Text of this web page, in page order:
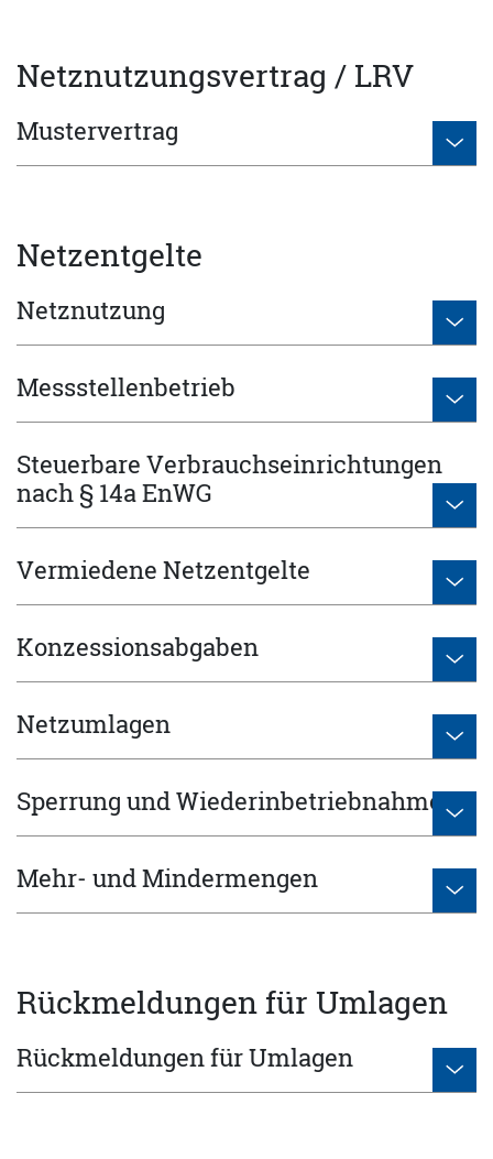
Netznutzungsvertrag / LRV
Mustervertrag
Netzentgelte
Netznutzung
Messstellenbetrieb
Steuerbare Verbrauchseinrichtungen
nach § 14a EnWG
Vermiedene Netzentgelte
Konzessionsabgaben
Netzumlagen
Sperrung und Wiederinbetriebnahme
Mehr- und Mindermengen
Rückmeldungen für Umlagen
Rückmeldungen für Umlagen